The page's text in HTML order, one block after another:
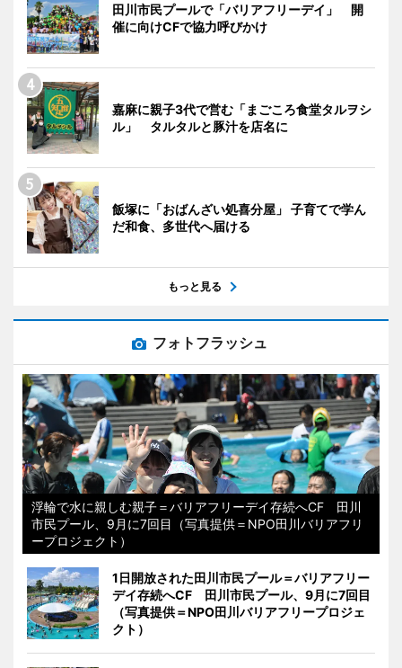
田川市民プールで「バリアフリーデイ」 開
催に向けCFで協力呼びかけ
嘉麻に親子3代で営む「まごころ食堂タルヲシ
ル」 タルタルと豚汁を店名に
飯塚に「おばんざい処喜分屋」 子育てで学ん
だ和食、多世代へ届ける
もっと見る
フォトフラッシュ
浮輪で水に親しむ親子＝バリアフリーデイ存続へCF 田川
市民プール、9月に7回目（写真提供＝NPO田川バリアフリ
ープロジェクト）
1日開放された田川市民プール＝バリアフリー
デイ存続へCF 田川市民プール、9月に7回目
（写真提供＝NPO田川バリアフリープロジェ
クト）